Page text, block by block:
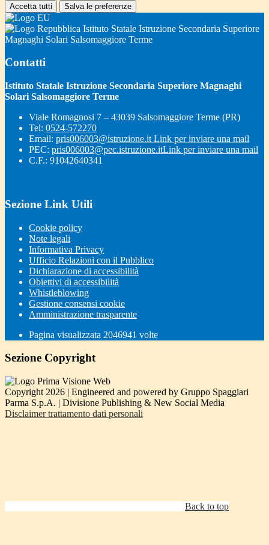
Accetta tutti Salva le preferenze
Istituto Statale Istruzione Secondaria Superiore
Magnaghi Solari Salsomaggiore Terme
Contatti
Istituto Statale Istruzione Secondaria Superiore Magnaghi
Solari Salsomaggiore Terme
Viale Romagnosi 7 – 43039 Salsomaggiore Terme (PR)
Tel: 0524-572270
Email: pris006003@istruzione.it Link per inviare una mail
PEC: pris006003@pec.istruzione.itLink per inviare una mail
C.F.: 91042640341
Sezione Link Utili
Cookie policy
Note legali
Informativa Privacy
Ufficio Relazioni con il Pubblico
Dichiarazione di accessibilità
Obiettivi di accessibilità
Whistleblowing
Gestione consensi cookie
Amministrazione trasparente
Pagina visualizzata 2046941 volte
Sezione Copyright
Copyright 2026 | Engineered and powered by Gruppo Spaggiari
Parma S.p.A. | Divisione Publishing & New Social Media
Disclaimer trattamento dati personali
Back to top